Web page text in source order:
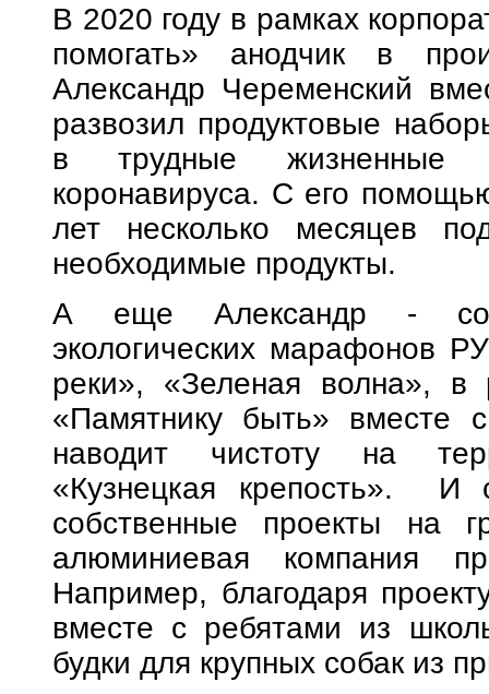
В 2020 году в рамках
помогать» анодчик в
Александр Череменский
развозил продуктовые
в трудные жизненные
коронавируса. С его
лет несколько месяцев
необходимые продукты.
А еще Александр -
экологических марафонов
реки», «Зеленая волна», в
«Памятнику быть» вместе
наводит чистоту на
«Кузнецкая крепость». И
собственные проекты на
алюминиевая компания
Например, благодаря
вместе с ребятами из
будки для крупных собак из